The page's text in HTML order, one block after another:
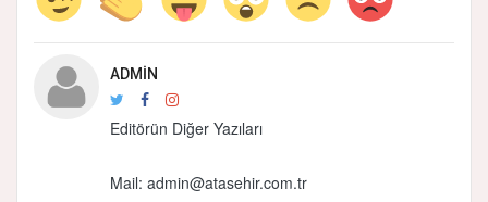
ADMIN
Editörün Diğer Yazıları
Mail: admin@atasehir.com.tr